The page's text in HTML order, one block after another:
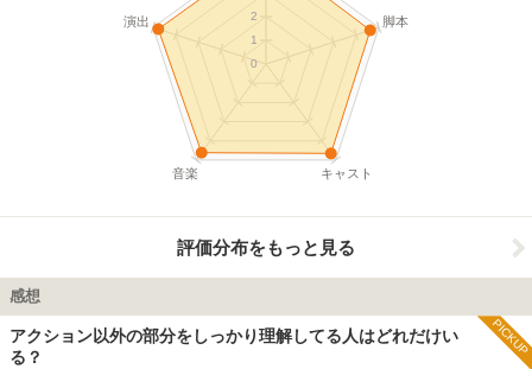
脚本
キャスト
音楽
演出
0
1
2
評価分布をもっと見る
感想
アクション以外の部分をしっかり理解してる人はどれだけい
る？
PICKUP